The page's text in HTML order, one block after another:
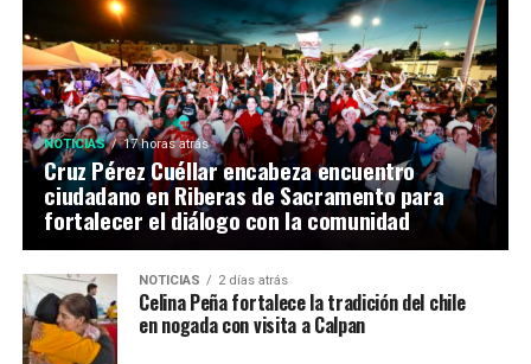
NOTICIAS 17 horas atrás
Cruz Pérez Cuéllar encabeza encuentro
ciudadano en Riberas de Sacramento para
fortalecer el diálogo con la comunidad
NOTICIAS 2 días atrás
Celina Peña fortalece la tradición del chile
en nogada con visita a Calpan